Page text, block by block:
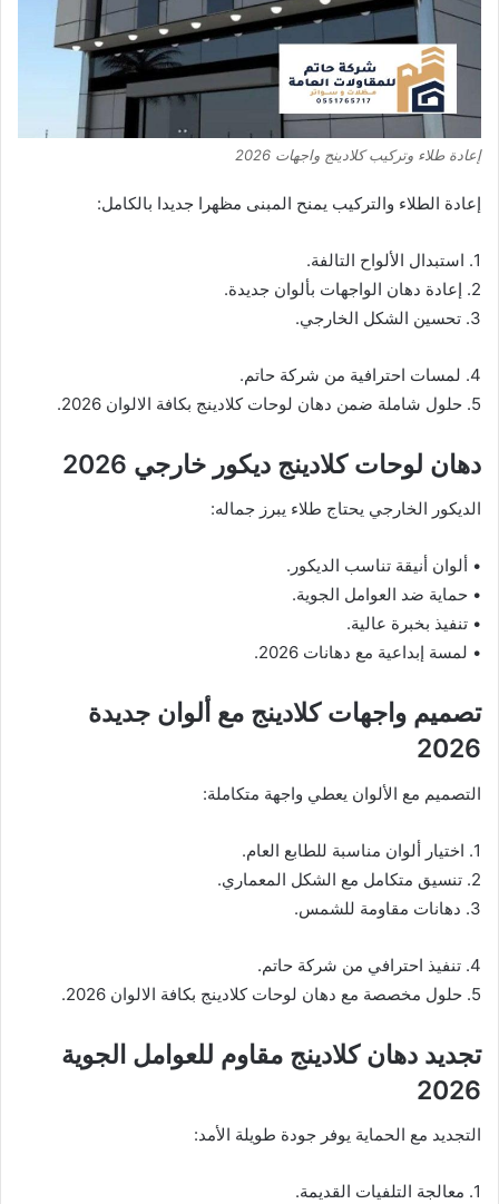
إعادة طلاء وتركيب كلادينج واجهات 2026
إعادة الطلاء والتركيب يمنح المبنى مظهرا جديدا بالكامل:
1. استبدال الألواح التالفة.
2. إعادة دهان الواجهات بألوان جديدة.
3. تحسين الشكل الخارجي.
4. لمسات احترافية من شركة حاتم.
5. حلول شاملة ضمن دهان لوحات كلادينج بكافة الالوان 2026.
دهان لوحات كلادينج ديكور خارجي 2026
الديكور الخارجي يحتاج طلاء يبرز جماله:
• ألوان أنيقة تناسب الديكور.
• حماية ضد العوامل الجوية.
• تنفيذ بخبرة عالية.
• لمسة إبداعية مع دهانات 2026.
تصميم واجهات كلادينج مع ألوان جديدة
2026
التصميم مع الألوان يعطي واجهة متكاملة:
1. اختيار ألوان مناسبة للطابع العام.
2. تنسيق متكامل مع الشكل المعماري.
3. دهانات مقاومة للشمس.
4. تنفيذ احترافي من شركة حاتم.
5. حلول مخصصة مع دهان لوحات كلادينج بكافة الالوان 2026.
تجديد دهان كلادينج مقاوم للعوامل الجوية
2026
التجديد مع الحماية يوفر جودة طويلة الأمد:
1. معالجة التلفيات القديمة.